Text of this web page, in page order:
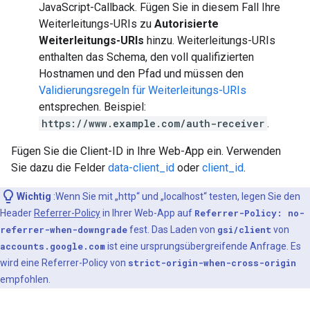
JavaScript-Callback. Fügen Sie in diesem Fall Ihre
Weiterleitungs-URIs zu Autorisierte
Weiterleitungs-URIs hinzu. Weiterleitungs-URIs
enthalten das Schema, den voll qualifizierten
Hostnamen und den Pfad und müssen den
Validierungsregeln für Weiterleitungs-URIs
entsprechen. Beispiel:
https://www.example.com/auth-receiver .
Fügen Sie die Client-ID in Ihre Web-App ein. Verwenden
Sie dazu die Felder data-client_id oder client_id.
Wichtig :Wenn Sie mit „http“ und „localhost“ testen, legen Sie den
Header Referrer-Policyin Ihrer Web-App auf Referrer-Policy: no-
referrer-when-downgradefest. Das Laden von gsi/client von
accounts.google.comist eine ursprungsübergreifende Anfrage. Es
wird eine Referrer-Policy von strict-origin-when-cross-origin
empfohlen.